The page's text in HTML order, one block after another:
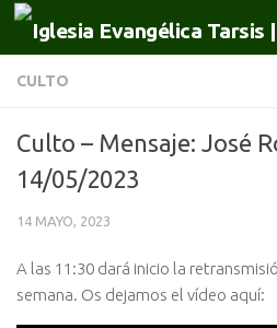
Saltar al contenido
CULTO
Culto – Mensaje: José
14/05/2023
14 MAYO, 2023
A las 11:30 dará inicio la
semana. Os dejamos el vídeo aquí: